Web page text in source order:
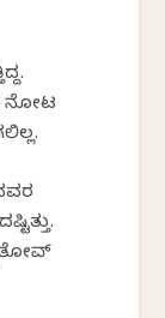
ನೋಟ